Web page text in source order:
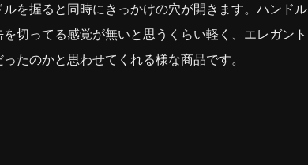
を握ると同時にきっかけの穴が開きます。ハンドル
切ってる感覚が無いと思うくらい軽く、エレガント
たのかと思わせてくれる様な商品です。